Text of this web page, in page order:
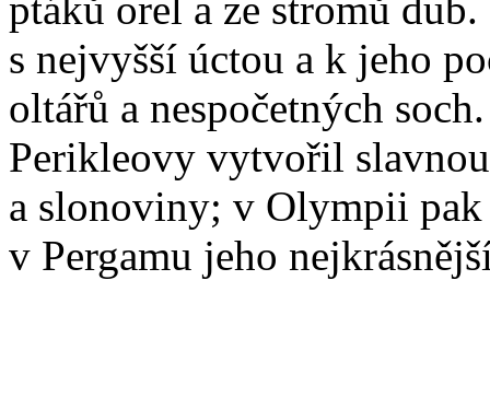
s nejvyšší úctou a k jeho
oltářů a nespočetných
Perikleovy vytvořil
a slonoviny; v Olympii
v Pergamu jeho